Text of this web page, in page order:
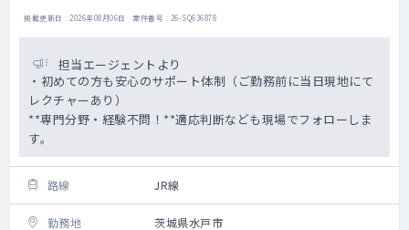
掲載更新日 : 2026年08月06日 案件番号 : 26-SQ636878
担当エージェントより
・初めての方も安心のサポート体制（ご勤務前に当日現地にて
レクチャーあり）
**専門分野・経験不問！**適応判断なども現場でフォローしま
す。
路線 JR線
勤務地 茨城県水戸市